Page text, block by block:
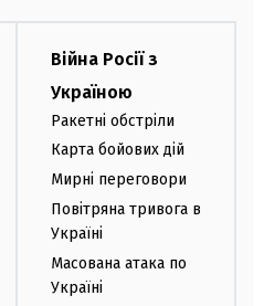
Війна Росії з
Україною
Ракетні обстріли
Карта бойових дій
Мирні переговори
Повітряна тривога в
Україні
Масована атака по
Україні